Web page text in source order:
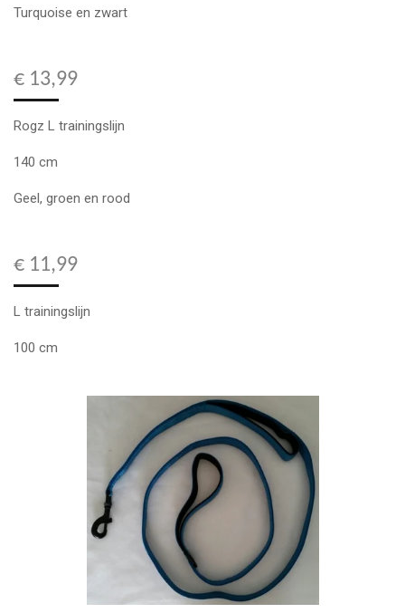
Turquoise en zwart
€ 13,99
Rogz L trainingslijn
140 cm
Geel, groen en rood
€ 11,99
L trainingslijn
100 cm